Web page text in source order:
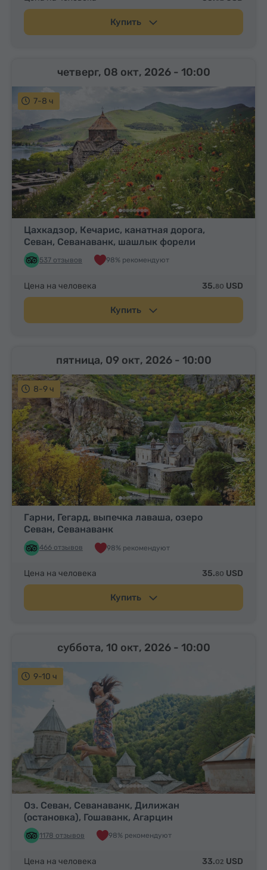
Купить
7-8 ч
Цахкадзор, Кечарис, канатная дорога,
Севан, Севанаванк, шашлык форели
537 отзывов 98% рекомендуют
четверг, 08 окт, 2026 - 10:00
Цена на человека 35.80 USD
Купить
8-9 ч
Гарни, Гегард, выпечка лаваша, озеро
Севан, Севанаванк
466 отзывов 98% рекомендуют
пятница, 09 окт, 2026 - 10:00
Цена на человека 35.80 USD
Купить
9-10 ч
Оз. Севан, Севанаванк, Дилижан
(остановка), Гошаванк, Агарцин
1178 отзывов 98% рекомендуют
суббота, 10 окт, 2026 - 10:00
Цена на человека 33.02 USD